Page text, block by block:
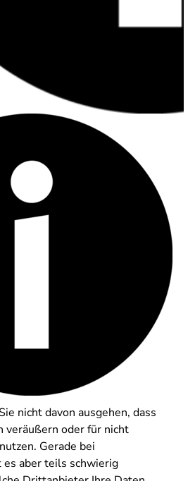
nicht davon ausgehen, dass
veräußern oder für nicht
Gerade bei
aber teils schwierig